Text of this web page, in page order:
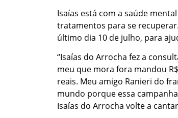
Isaías está com a saúde
tratamentos para se
último dia 10 de julho, para
“Isaías do Arrocha fez a
meu que mora fora mandou
reais. Meu amigo Ranieri do
mundo porque essa
Isaías do Arrocha volte a